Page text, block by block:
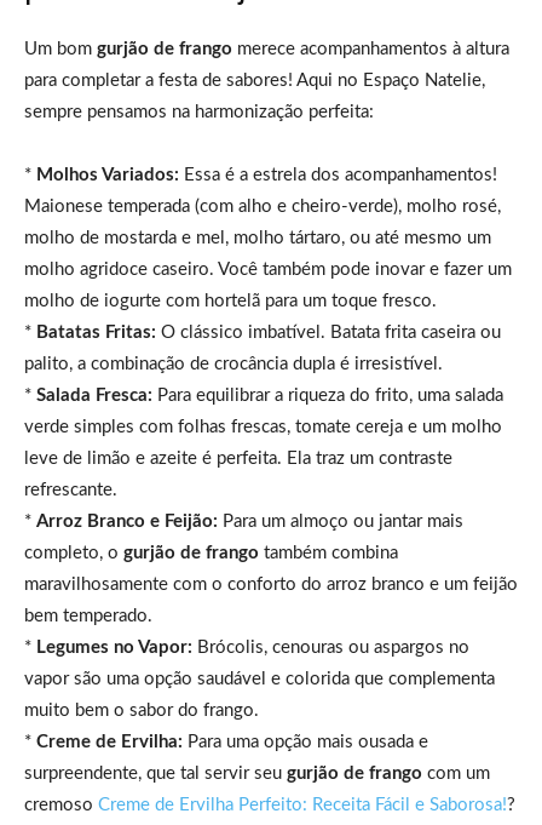
Um bom gurjão de frango merece acompanhamentos à altura
para completar a festa de sabores! Aqui no Espaço Natelie,
sempre pensamos na harmonização perfeita:
* Molhos Variados: Essa é a estrela dos acompanhamentos!
Maionese temperada (com alho e cheiro-verde), molho rosé,
molho de mostarda e mel, molho tártaro, ou até mesmo um
molho agridoce caseiro. Você também pode inovar e fazer um
molho de iogurte com hortelã para um toque fresco.
* Batatas Fritas: O clássico imbatível. Batata frita caseira ou
palito, a combinação de crocância dupla é irresistível.
* Salada Fresca: Para equilibrar a riqueza do frito, uma salada
verde simples com folhas frescas, tomate cereja e um molho
leve de limão e azeite é perfeita. Ela traz um contraste
refrescante.
* Arroz Branco e Feijão: Para um almoço ou jantar mais
completo, o gurjão de frango também combina
maravilhosamente com o conforto do arroz branco e um feijão
bem temperado.
* Legumes no Vapor: Brócolis, cenouras ou aspargos no
vapor são uma opção saudável e colorida que complementa
muito bem o sabor do frango.
* Creme de Ervilha: Para uma opção mais ousada e
surpreendente, que tal servir seu gurjão de frango com um
cremoso Creme de Ervilha Perfeito: Receita Fácil e Saborosa!?